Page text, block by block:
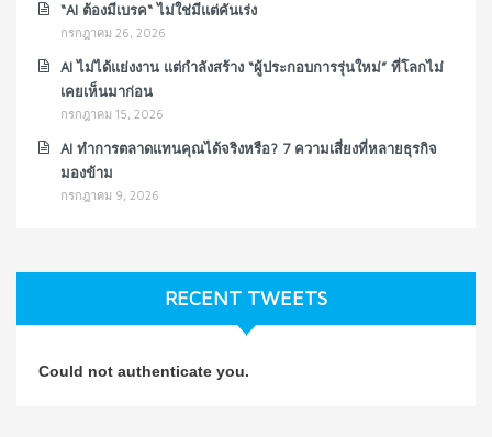
“AI ต้องมีเบรค“ ไม่ใช่มีแต่คันเร่ง
กรกฎาคม 26, 2026
AI ไม่ได้แย่งงาน แต่กำลังสร้าง “ผู้ประกอบการรุ่นใหม่” ที่โลกไม่
เคยเห็นมาก่อน
กรกฎาคม 15, 2026
AI ทำการตลาดแทนคุณได้จริงหรือ? 7 ความเสี่ยงที่หลายธุรกิจ
มองข้าม
กรกฎาคม 9, 2026
RECENT TWEETS
Could not authenticate you.